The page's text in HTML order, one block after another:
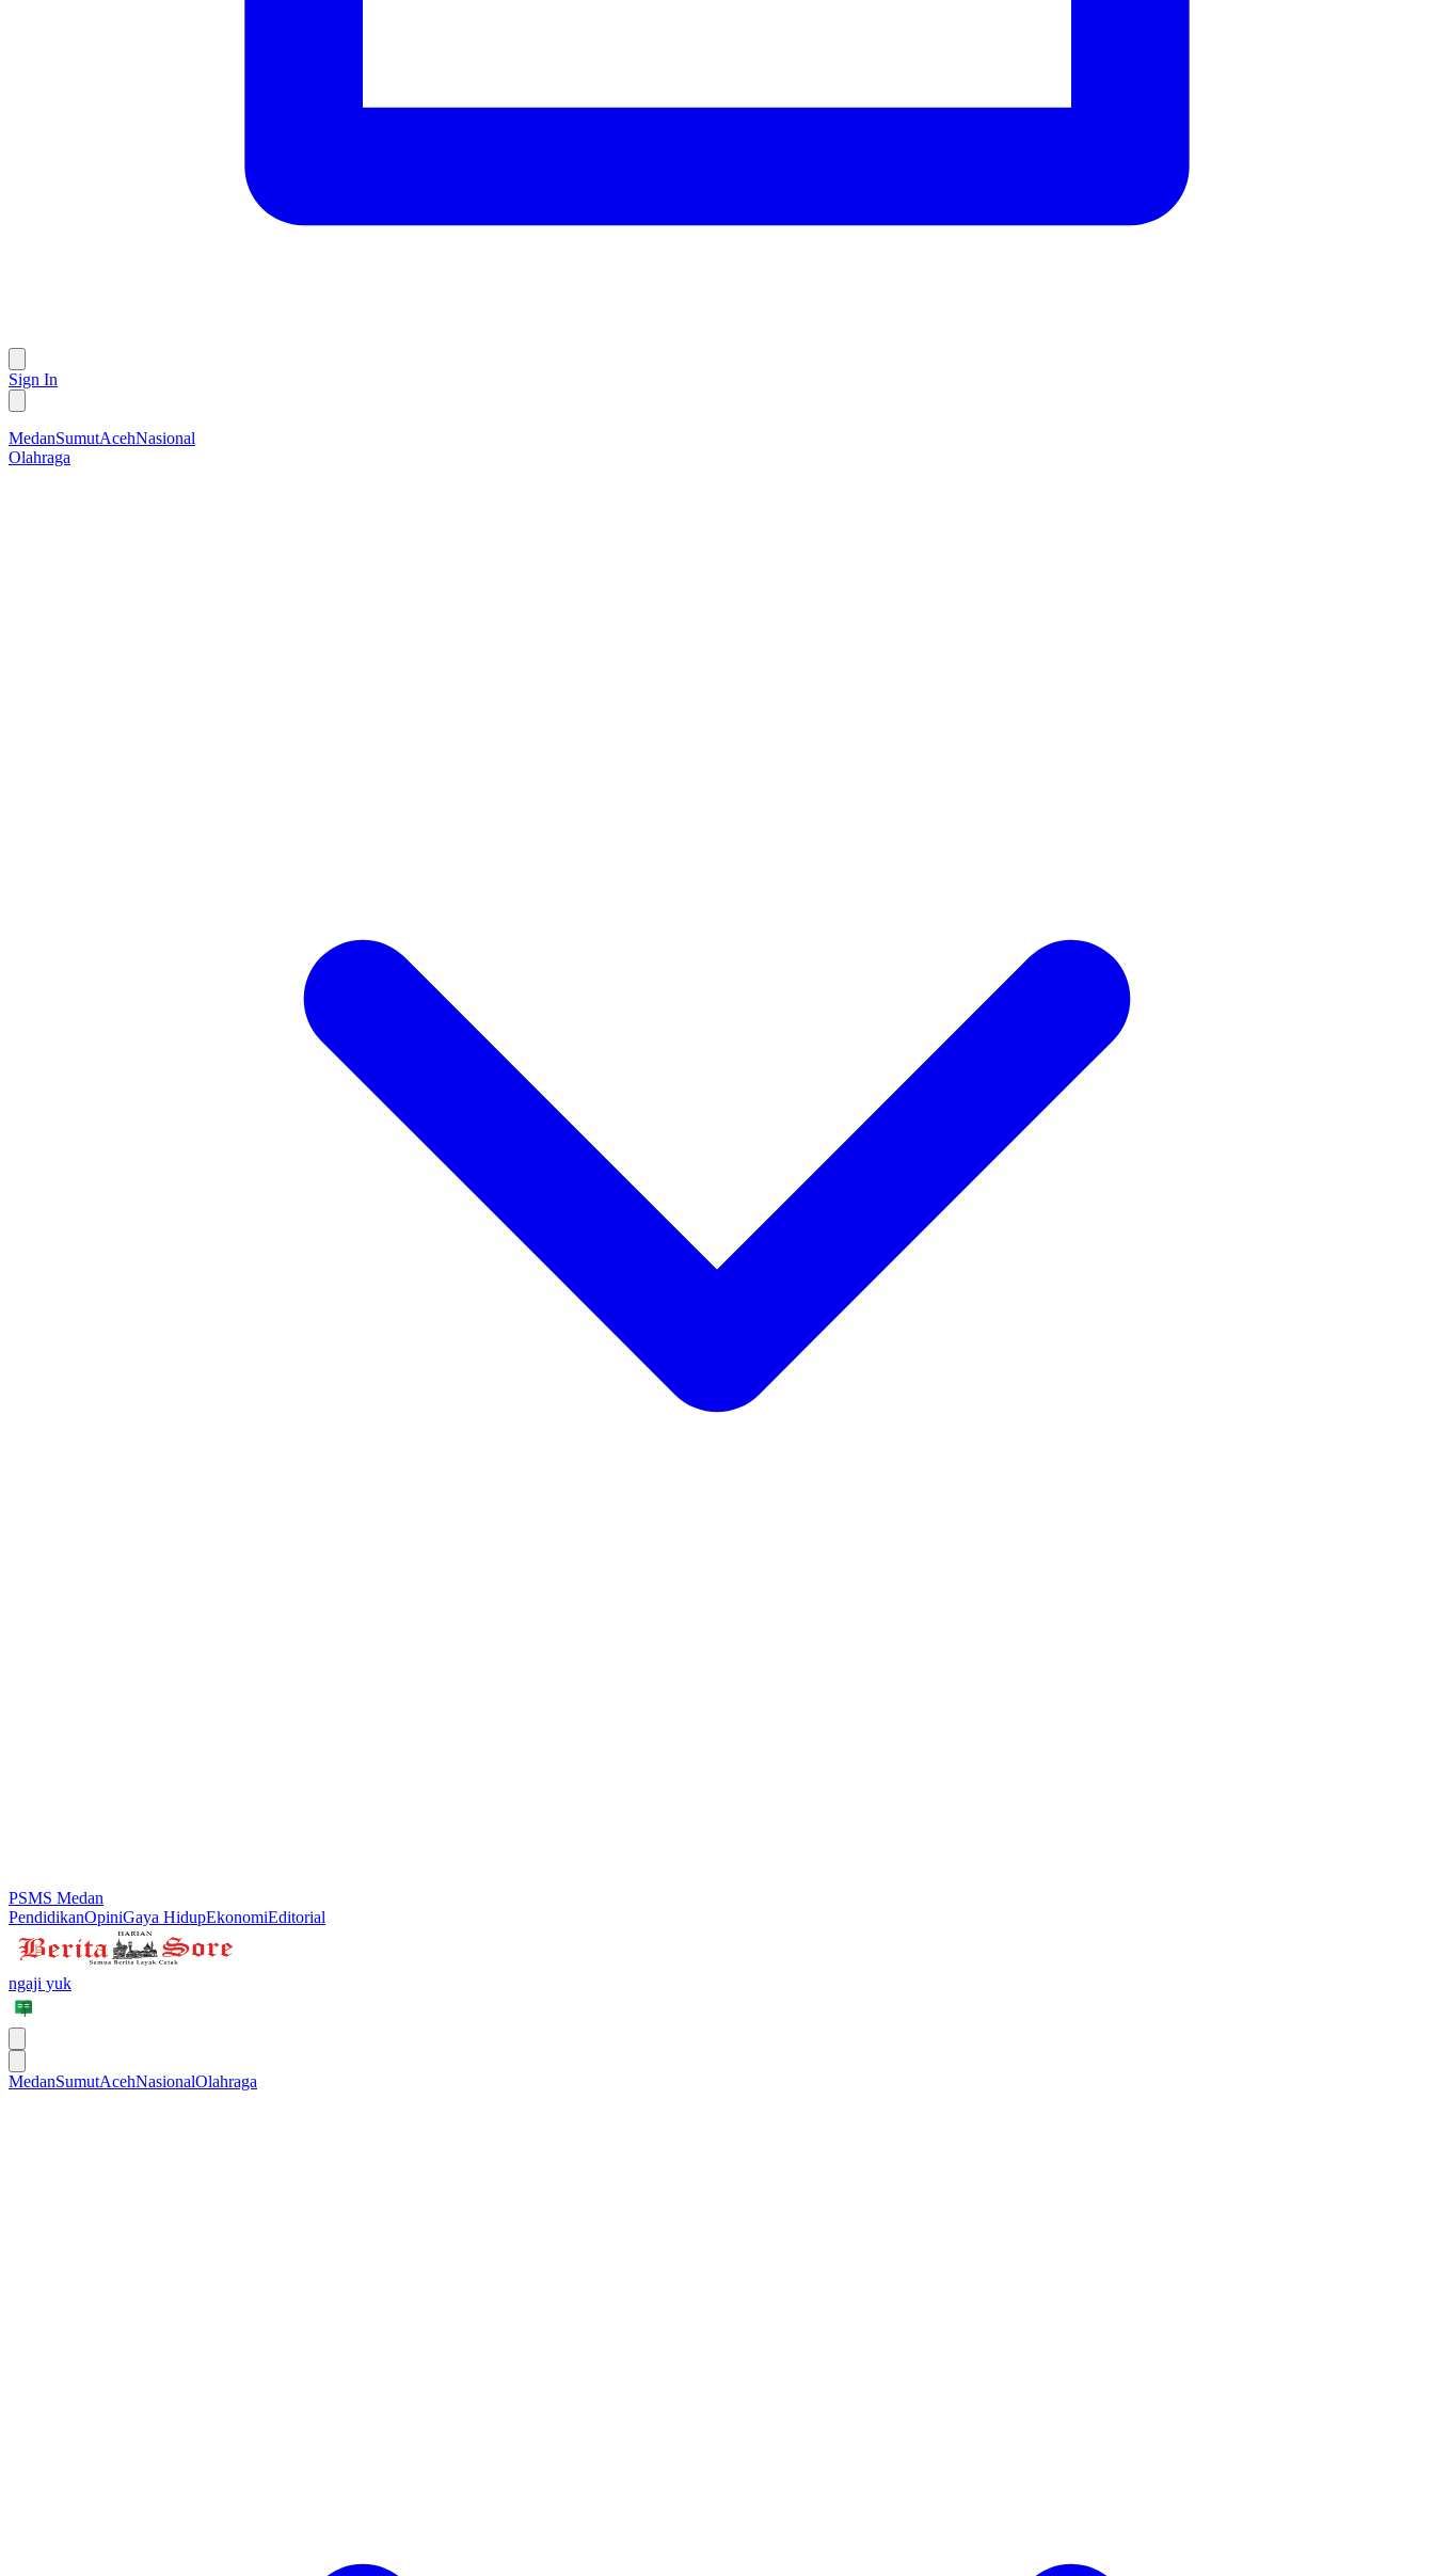
Sign In
MedanSumutAcehNasional
Olahraga
PSMS Medan
PendidikanOpiniGaya HidupEkonomiEditorial
ngaji yuk
MedanSumutAcehNasionalOlahraga